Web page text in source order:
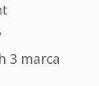
3 marca